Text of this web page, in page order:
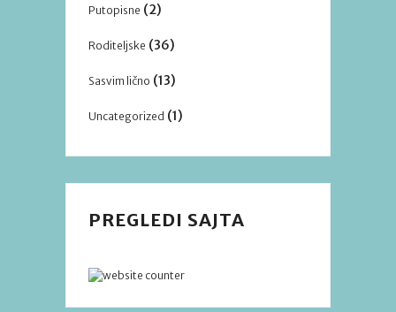
Putopisne (2)
Roditeljske (36)
Sasvim lično (13)
Uncategorized (1)
PREGLEDI SAJTA